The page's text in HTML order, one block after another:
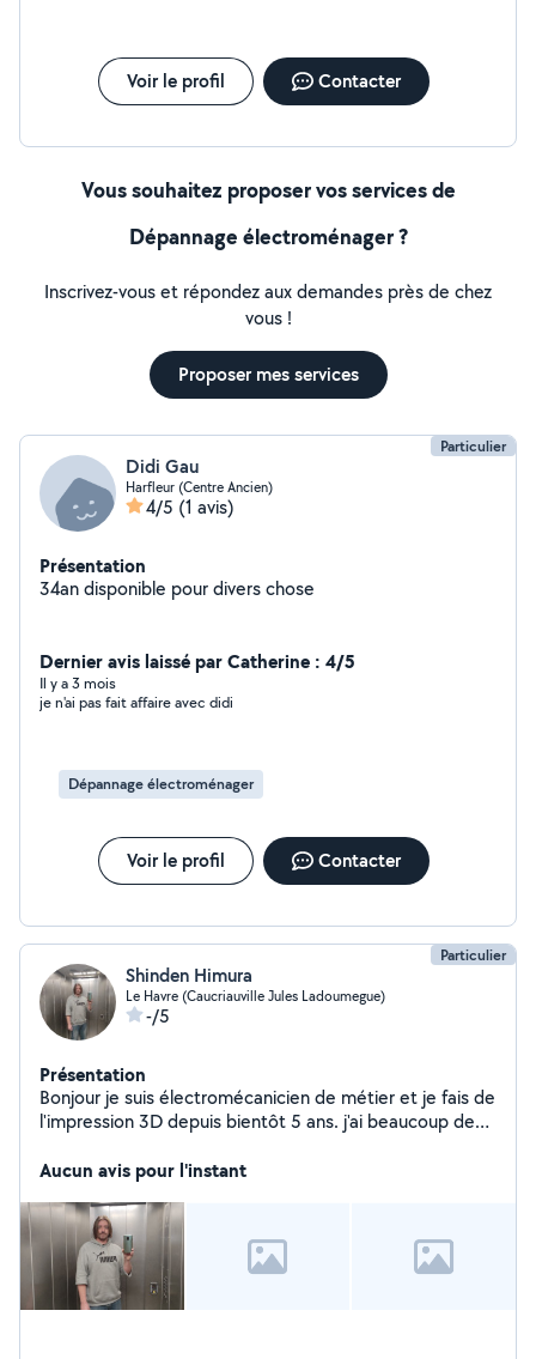
Voir le profil Contacter
Vous souhaitez proposer vos services de
Dépannage électroménager ?
Inscrivez-vous et répondez aux demandes près de chez
vous !
Proposer mes services
Particulier
Didi Gau
Harfleur (Centre Ancien)
4/5 (1 avis)
Présentation
34an disponible pour divers chose
Dernier avis laissé par Catherine : 4/5
Il y a 3 mois
je n'ai pas fait affaire avec didi
Dépannage électroménager
Voir le profil Contacter
Particulier
Shinden Himura
Le Havre (Caucriauville Jules Ladoumegue)
-/5
Présentation
Bonjour je suis électromécanicien de métier et je fais de
l'impression 3D depuis bientôt 5 ans. j'ai beaucoup de
en tout genre. Je sais aussi faire du papier peint de
Aucun avis pour l'instant